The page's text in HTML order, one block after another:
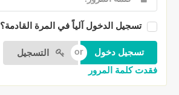
تسجيل الدخول آلياً في المرة القادمة؟
التسجيل
فقدت كلمة المرور